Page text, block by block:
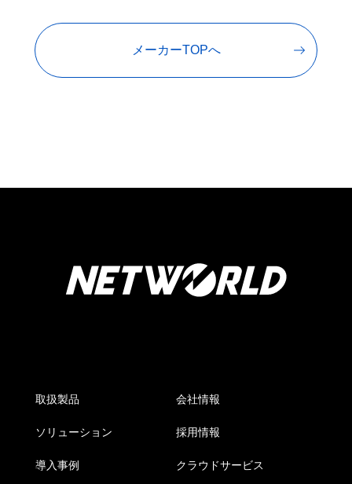
メーカーTOPへ
取扱製品
ソリューション
導入事例
会社情報
採用情報
クラウドサービス